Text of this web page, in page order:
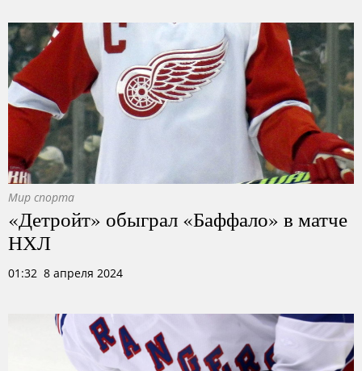
Мир спорта
«Детройт» обыграл «Баффало» в матче
НХЛ
01:32 8 апреля 2024